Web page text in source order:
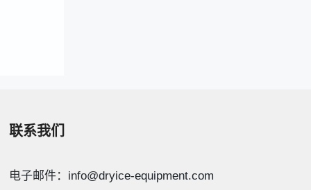
联系我们
电子邮件：info@dryice-equipment.com